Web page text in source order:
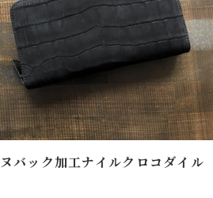
ヌバック加工ナイルクロコダイル